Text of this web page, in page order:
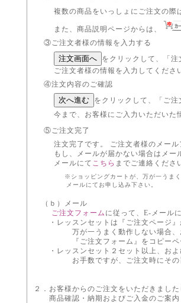
複数の商品をいっしょにご注文の際
また、商品説明ページからは、
③ご注文者様の情報を入力する
をクリックして、「注
ご注文者様の情報を入力してくださ
④注文内容のご確認
をクリックして、「ご注
今まで、お客様にご入力いただいた
⑤ご注文完了
注文完了です。 ご注文者様のメー
もし、メールが届かない場合はメー
メールにて こちら までご連絡くださ
※ショッピングカートが、万が一うま
メールにてお申し込み下さい。
（ｂ）メール
ご注文フォーム に従って、E-メール
・レッスンセットは『ご注文ページ』
万が一うまく動作しない場合、お
『ご注文フォーム』をコピーペー
・レッスンセット２セット以上、およ
お手数ですが、ご注文時にその旨
２．お客様からのご注文をいただきまし
商品確認・納期およびご入金のご案内